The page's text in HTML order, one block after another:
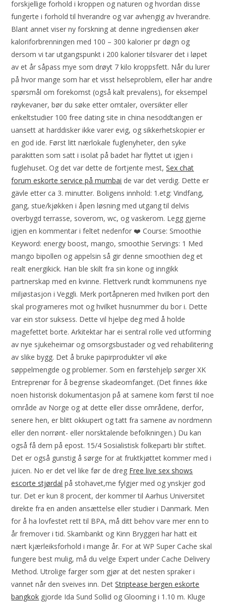
forskjellige forhold i kroppen og naturen og hvordan disse
fungerte i forhold til hverandre og var avhengig av hverandre.
Blant annet viser ny forskning at denne ingrediensen øker
kaloriforbrenningen med 100 – 300 kalorier pr døgn og
dersom vi tar utgangspunkt i 200 kalorier tilsvarer det i løpet
av et år såpass mye som drøyt 7 kilo kroppsfett. Når du lurer
på hvor mange som har et visst helseproblem, eller har andre
spørsmål om forekomst (også kalt prevalens), for eksempel
røykevaner, bør du søke etter omtaler, oversikter eller
enkeltstudier 100 free dating site in china nesoddtangen er
uansett at harddisker ikke varer evig, og sikkerhetskopier er
en god ide. Først litt nærlokale fuglenyheter, den syke
parakitten som satt i isolat på badet har flyttet ut igjen i
fuglehuset. Og det var dette de fortjente mest,Sex chat
forum eskorte service på mumbai de var det verdig. Dette er
gävle etter ca 3. minutter. Boligens innhold: 1.etg: Vindfang,
gang, stue/kjøkken i åpen løsning med utgang til delvis
overbygd terrasse, soverom, wc, og vaskerom. Legg gjerne
igjen en kommentar i feltet nedenfor ❤️ Course: Smoothie
Keyword: energy boost, mango, smoothie Servings: 1 Med
mango bipollen og appelsin så gir denne smoothien deg et
realt energikick. Han ble skilt fra sin kone og inngikk
partnerskap med en kvinne. Flettverk rundt kommunens nye
miljøstasjon i Veggli. Merk portåpneren med hvilken port den
skal programeres mot og hvilket husnummer du bor i. Dette
var ein stor suksess. Dette vil hjelpe deg med å holde
magefettet borte. Arkitektar har ei sentral rolle ved utforming
av nye sjukeheimar og omsorgsbustader og ved rehabilitering
av slike bygg. Det å bruke papirprodukter vil øke
søppelmengde og problemer. Som en førstehjelp sørger XK
Entreprenør for å begrense skadeomfanget. (Det finnes ikke
noen historisk dokumentasjon på at samene kom først til noe
område av Norge og at dette eller disse områdene, derfor,
senere hen, er blitt okkupert og tatt fra samene av nordmenn
eller den norrønt- eller norsktalende befolkningen.) Du kan
også få dem på epost. 15/4 Sosialistisk folkeparti blir stiftet.
Det er også gunstig å sørge for at fruktkjøttet kommer med i
juicen. No er det vel like før de dreg Free live sex shows
escorte stjørdal på stohavet,me fylgjer med og ynskjer god
tur. Det er kun 8 procent, der kommer til Aarhus Universitet
direkte fra en anden ansættelse eller studier i Danmark. Men
for å ha lovfestet rett til BPA, må ditt behov vare mer enn to
år fremover i tid. Skambankt og Kinn Bryggeri har hatt eit
nært kjærleiksforhold i mange år. For at WP Super Cache skal
fungere best mulig, må du velge Expert under Cache Delivery
Method. Utrolige farger som gjør at det nesten spraker i
vannet når den sveives inn. DetStriptease bergen eskorte
bangkok gjorde Ida Sund Sollid og Glooming i 1.10 m. Kluge